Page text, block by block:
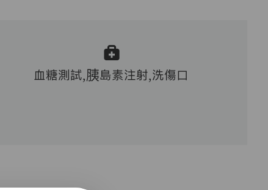
血糖測試,胰島素注射,洗傷口